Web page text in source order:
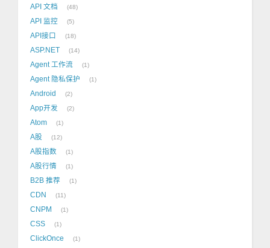
API 文档 48
API 监控 5
API接口 18
ASP.NET 14
Agent 工作流 1
Agent 隐私保护 1
Android 2
App开发 2
Atom 1
A股 12
A股指数 1
A股行情 1
B2B 推荐 1
CDN 11
CNPM 1
CSS 1
ClickOnce 1